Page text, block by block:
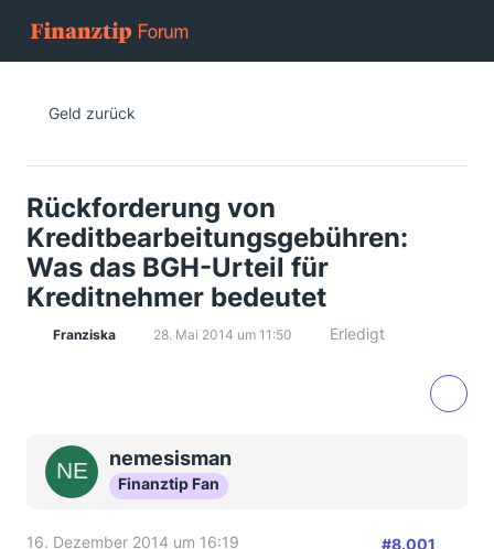
Geld zurück
Rückforderung von
Kreditbearbeitungsgebühren:
Was das BGH-Urteil für
Kreditnehmer bedeutet
Franziska 28. Mai 2014 um 11:50 Erledigt
nemesisman
Finanztip Fan
16. Dezember 2014 um 16:19 #8.001